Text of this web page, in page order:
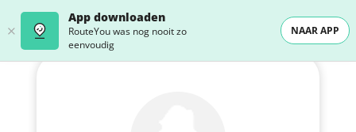
App downloaden
RouteYou was nog nooit zo
eenvoudig
NAAR APP